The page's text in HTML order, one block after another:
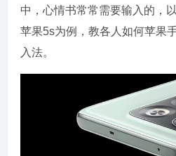
中，心情书常常需要输入的，
苹果5s为例，教各人如何苹果
入法。